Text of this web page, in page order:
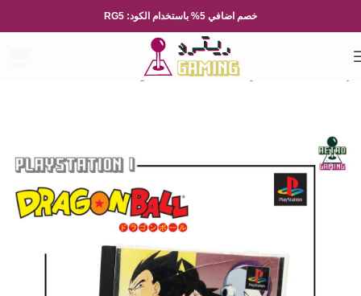
خصم اضافي 5% باستخدام الكود: RG5
Playsation بلايستيشن 1